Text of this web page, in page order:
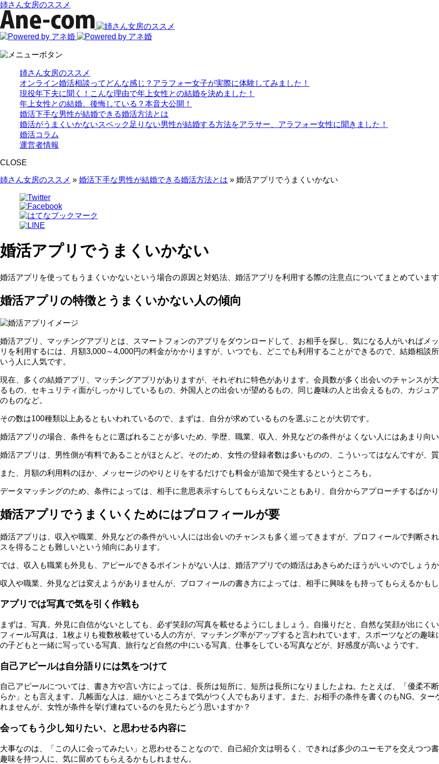
姉さん女房のススメ
姉さん女房のススメ
オンライン婚活相談ってどんな感じ？アラフォー女子が実際に体験してみました！
現役年下夫に聞く！こんな理由で年上女性との結婚を決めました！
年上女性との結婚、後悔している？本音大公開！
婚活下手な男性が結婚できる婚活方法とは
婚活がうまくいかないスペック足りない男性が結婚する方法をアラサー、アラフォー女性に聞きました！
婚活コラム
運営者情報
CLOSE
姉さん女房のススメ » 婚活下手な男性が結婚できる婚活方法とは » 婚活アプリでうまくいかない
婚活アプリでうまくいかない
婚活アプリを使ってもうまくいかないという場合の原因と対処法、婚活アプリを利用する際の注意点についてまとめています
婚活アプリの特徴とうまくいかない人の傾向
婚活アプリ、マッチングアプリとは、スマートフォンのアプリをダウンロードして、お相手を探し、気になる人がいればメ
リを利用するには、月額3,000～4,000円の料金がかかりますが、 いつでも、どこでも利用することができるので、結婚相談
いう人に人気です。
現在、多くの結婚アプリ、マッチングアプリがありますが、それぞれに特色があります。会員数が多く出会いのチャンスが
るもの、セキュリティ面がしっかりしているもの、外国人との出会いが望めるもの、同じ趣味の人と出会えるもの、カジュ
のものなど。
その数は100種類以上あるともいわれているので、まずは、自分が求めているものを選ぶことが大切です。
婚活アプリの場合、 条件をもとに選ばれることが多いため、学歴、職業、収入、外見などの条件がよくない人にはあまり向
婚活アプリは、男性側が有料であることがほとんど。そのため、女性の登録者数は多いものの、こういってはなんですが、
また、月額の利用料のほか、メッセージのやりとりをするだけでも料金が追加で発生するというところも。
データマッチングのため、条件によっては、相手に意思表示すらしてもらえないこともあり、自分からアプローチするばか
婚活アプリでうまくいくためにはプロフィールが要
婚活アプリは、収入や職業、外見などの条件がいい人には出会いのチャンスも多く巡ってきますが、プロフィールで判断され
スを得ることも難しいという傾向にあります。
では、収入も職業も外見も、アピールできるポイントがない人は、婚活アプリでの婚活はあきらめたほうがいいのでしょう
収入や職業、外見などは変えようがありませんが、プロフィールの書き方によっては、相手に興味をも持ってもらえるかもし
アプリでは写真で気を引く作戦も
まずは、写真。外見に自信がないとしても、 必ず笑顔の写真を載せる ようにしましょう。自撮りだと、自然な笑顔が出にく
フィール写真は、1枚よりも複数枚載せている人の方が、マッチング率がアップすると言われています。スポーツなどの趣
の子どもと一緒に写っている写真、旅行など自然の中にいる写真、仕事をしている写真などが、好感度が高いようです。
自己アピールは自分語りには気をつけて
自己アピールについては、書き方や言い方によっては、長所は短所に、短所は長所になりましたよね。たとえば、「優柔不
らか」とも言えます。几帳面な人は、細かいところまで気がつく人でもあります。また、 お相手の条件を書くのもNG。
ター
れませんが、女性が条件を挙げ連ねているのを見たらどう思いますか？
会ってもう少し知りたい、と思わせる内容に
大事なのは、 「この人に会ってみたい」と思わせる ことなので、自己紹介文は明るく、できれば多少のユーモアを交えつつ
趣味を持つ人に、気に留めてもらえるかもしれません。